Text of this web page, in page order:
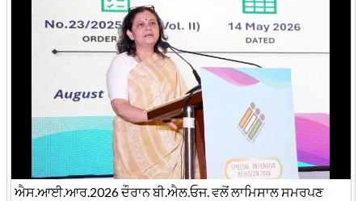
ਐਸ.ਆਈ.ਆਰ.2026 ਦੌਰਾਨ ਬੀ.ਐਲ.ਓਜ. ਵਲੋਂ ਲਾਮਿਸਾਲ ਸਮਰਪਣ